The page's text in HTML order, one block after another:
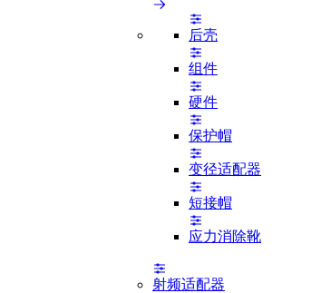
后壳
组件
硬件
保护帽
变径适配器
短接帽
应力消除靴
射频适配器